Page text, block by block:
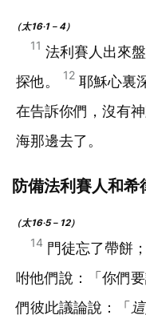
（太16‧1－4）
11 法利賽人出來
探他。
12 耶穌心裏
在告訴你們，沒有
海那邊去了。
防備法利賽人和希
（太16‧5－12）
14 門徒忘了帶餅
咐他們說：「你們
們彼此議論說：「